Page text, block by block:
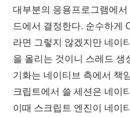
대부분의 응용프로그램에
드에서 결정한다. 순수하게
라면 그렇지 않겠지만 네이
을 올리는 것이니 스레드 생
기화는 네이티브 측에서 책
크립트에서 쓸 세션은 네이
이때 스크립트 엔진이 네이